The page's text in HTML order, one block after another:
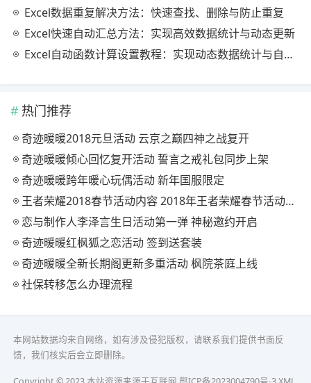
Excel数据重复解决方法：快速查找、删除与防止重复
Excel快速自动汇总方法：实现高效数据统计与动态更新
Excel自动函数计算设置教程：实现动态数据统计与自动更新
热门推荐
奇迹暖暖2018元旦活动 云京之巅四神之战复开
奇迹暖暖倾心回忆复开活动 誓言之戒礼包同步上架
奇迹暖暖跨年暖心玩偶活动 新年国服限定
王者荣耀2018春节活动内容 2018年王者荣耀春节活动大全
恋与制作人李泽言生日活动第一弹 神秘邀约开启
奇迹暖暖红枫狐之恋活动 签到送套装
奇迹暖暖全新长期阁更新多重活动 枫院茶庭上线
社保转移怎么办理流程
本网站数据均来自网络，如有涉及侵犯版权，请联系我们提供书面反
馈，我们核实后会立即删除。